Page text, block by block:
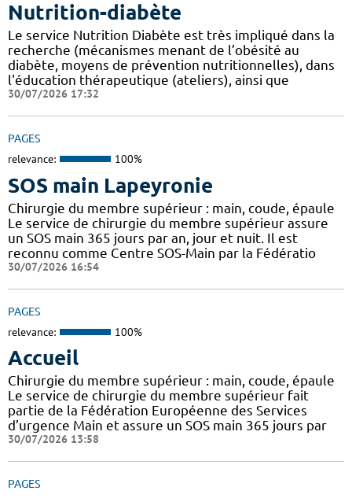
Nutrition-diabète
Le service Nutrition Diabète est très impliqué dans la
recherche (mécanismes menant de l’obésité au
diabète, moyens de prévention nutritionnelles), dans
l'éducation thérapeutique (ateliers), ainsi que
30/07/2026 17:32
PAGES
relevance: 100%
SOS main Lapeyronie
Chirurgie du membre supérieur : main, coude, épaule
Le service de chirurgie du membre supérieur assure
un SOS main 365 jours par an, jour et nuit. Il est
reconnu comme Centre SOS-Main par la Fédératio
30/07/2026 16:54
PAGES
relevance: 100%
Accueil
Chirurgie du membre supérieur : main, coude, épaule
Le service de chirurgie du membre supérieur fait
partie de la Fédération Européenne des Services
d’urgence Main et assure un SOS main 365 jours par
30/07/2026 13:58
PAGES